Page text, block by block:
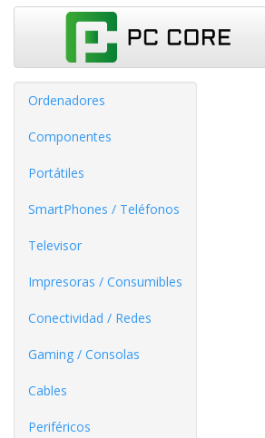
Ordenadores
Componentes
Portátiles
SmartPhones / Teléfonos
Televisor
Impresoras / Consumibles
Conectividad / Redes
Gaming / Consolas
Cables
Periféricos